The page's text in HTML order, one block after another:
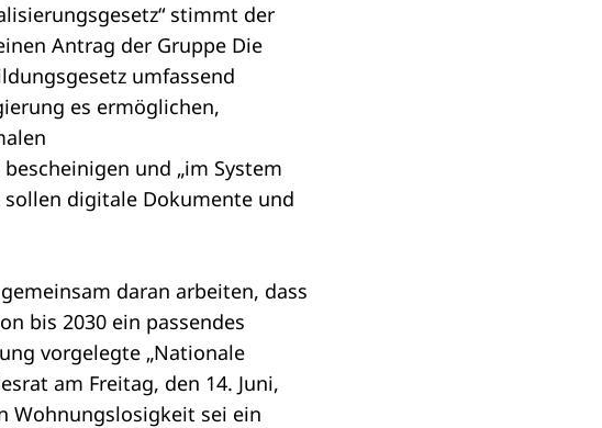
stimmt der
Antrag der Gruppe Die
umfassend
es ermöglichen,
und „im System
digitale Dokumente und
daran arbeiten, dass
bis 2030 ein passendes
vorgelegte „Nationale
am Freitag, den 14. Juni,
Wohnungslosigkeit sei ein